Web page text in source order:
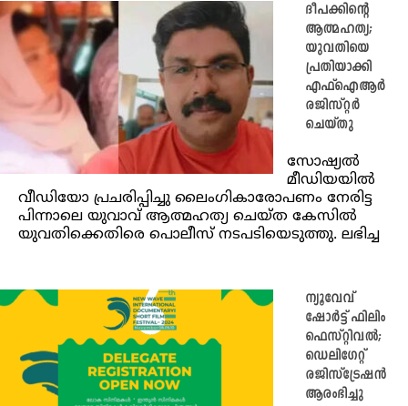
ദീപക്കിന്റെ
ആത്മഹത്യ;
യുവതിയെ
പ്രതിയാക്കി
എഫ്‌ഐആർ
രജിസ്റ്റർ
ചെയ്തു
സോഷ്യൽ
മീഡിയയിൽ
വീഡിയോ പ്രചരിപ്പിച്ചു ലൈംഗികാരോപണം നേരിട്ട
പിന്നാലെ യുവാവ് ആത്മഹത്യ ചെയ്ത കേസിൽ
യുവതിക്കെതിരെ പൊലീസ് നടപടിയെടുത്തു. ലഭിച്ച
ന്യൂവേവ്
ഷോർട്ട് ഫിലിം
ഫെസ്റ്റിവൽ;
ഡെലിഗേറ്റ്
രജിസ്‌ട്രേഷൻ
ആരംഭിച്ചു